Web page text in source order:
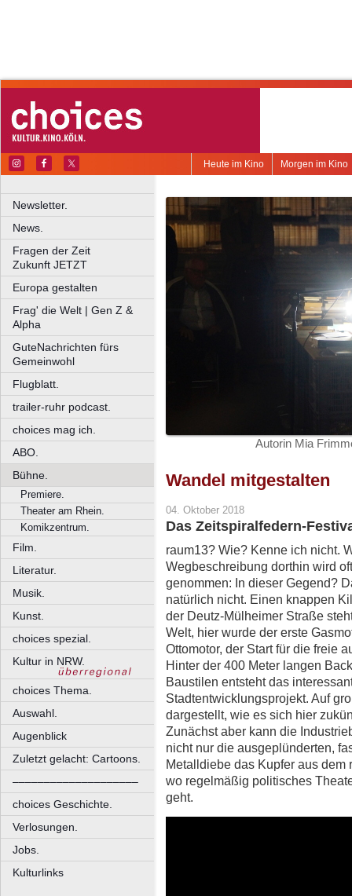
Morgen im Kino
Heute im Kino
Newsletter.
News.
Fragen der Zeit
Zukunft JETZT
Europa gestalten
Frag' die Welt | Gen Z &
Alpha
GuteNachrichten fürs
Gemeinwohl
Flugblatt.
trailer-ruhr podcast.
choices mag ich.
ABO.
Bühne.
Premiere.
Theater am Rhein.
Komikzentrum.
Film.
Literatur.
Musik.
Kunst.
choices spezial.
Kultur in NRW.
choices Thema.
Auswahl.
Augenblick
Zuletzt gelacht: Cartoons.
––––––––––––––––––––
choices Geschichte.
Verlosungen.
Jobs.
Kulturlinks
Autorin Mia
Wandel mitgestalten
04. Oktober 2018
Das Zeitspiralfedern-
raum13? Wie? Kenne ich nicht.
Wegbeschreibung dorthin wird
genommen: In dieser Gegend?
natürlich nicht. Einen knappen
der Deutz-Mülheimer Straße
Welt, hier wurde der erste
Ottomotor, der Start für die freie
Hinter der 400 Meter langen
Baustilen entsteht das
Stadtentwicklungsprojekt. Auf
dargestellt, wie es sich hier
Zunächst aber kann die
nicht nur die ausgeplünderten,
Metalldiebe das Kupfer aus
wo regelmäßig politisches
geht.